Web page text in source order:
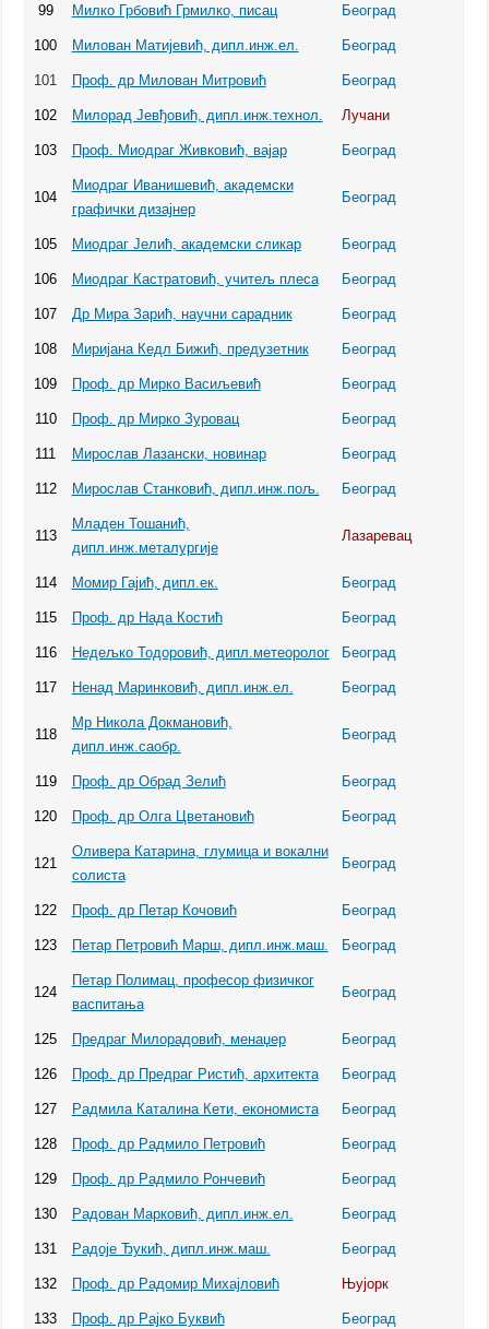
99 Милко Грбовић Грмилко, писац Београд
100 Милован Матијевић, дипл.инж.ел. Београд
101 Проф. др Милован Митровић Београд
102 Милорад Јевђовић, дипл.инж.технол. Лучани
103 Проф. Миодраг Живковић, вајар Београд
104
Миодраг Иванишевић, академски
графички дизајнер
Београд
105 Миодраг Јелић, академски сликар Београд
106 Миодраг Кастратовић, учитељ плеса Београд
107 Др Мира Зарић, научни сарадник Београд
108 Миријана Кедл Бижић, предузетник Београд
109 Проф. др Мирко Васиљевић Београд
110 Проф. др Мирко Зуровац Београд
111 Мирослав Лазански, новинар Београд
112 Мирослав Станковић, дипл.инж.пољ. Београд
113
Младен Тошанић,
дипл.инж.металургије
Лазаревац
114 Момир Гајић, дипл.ек. Београд
115 Проф. др Нада Костић Београд
116 Недeљко Тодоровић, дипл.метеоролог Београд
117 Ненад Маринковић, дипл.инж.ел. Београд
118
Мр Никола Докмановић,
дипл.инж.саобр.
Београд
119 Проф. др Обрад Зелић Београд
120 Проф. др Олга Цветановић Београд
121
Оливера Катарина, глумица и вокални
солиста
Београд
122 Проф. др Петар Кочовић Београд
123 Петар Петровић Марш, дипл.инж.маш. Београд
124
Петар Полимац, професор физичког
васпитања
Београд
125 Предраг Милорадовић, менаџер Београд
126 Проф. др Предраг Ристић, архитекта Београд
127 Радмила Каталина Кети, економиста Београд
128 Проф. др Радмило Петровић Београд
129 Проф. др Радмило Рончевић Београд
130 Радован Марковић, дипл.инж.ел. Београд
131 Радоје Ђукић, дипл.инж.маш. Београд
132 Проф. др Радомир Михајловић Њујорк
133 Проф. др Рајко Буквић Београд